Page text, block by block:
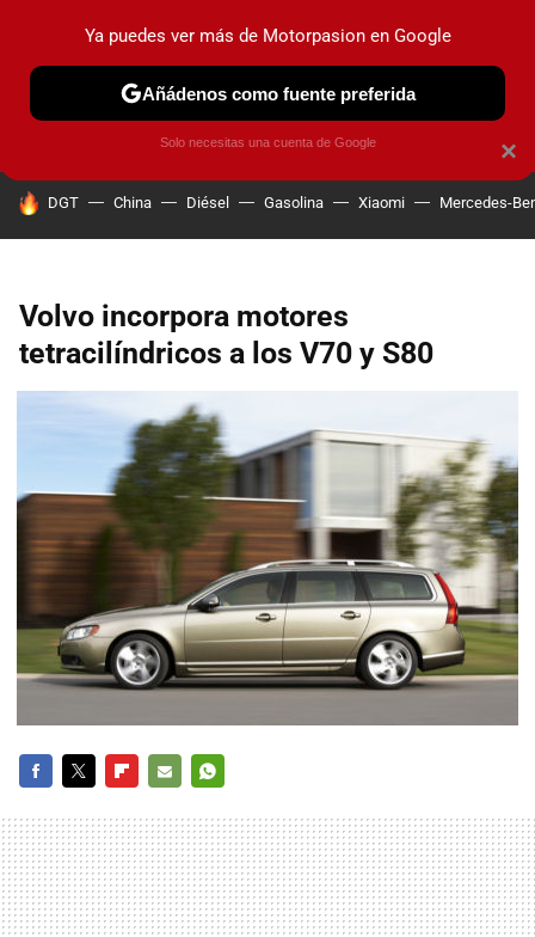
PRUEBAS COCHES ELÉCTRICOS OBSERVATORIO
HOY SE HABLA DE
DGT China Diésel Gasolina Xiaomi Mercedes-
Volvo incorpora motores
tetracilíndricos a los V70 y S80
MAIL
×
Ya puedes ver más de Motorpasion en Google
Añádenos como fuente preferida
Solo necesitas una cuenta de Google